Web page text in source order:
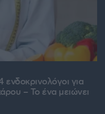
για
– Το ένα μειώνει